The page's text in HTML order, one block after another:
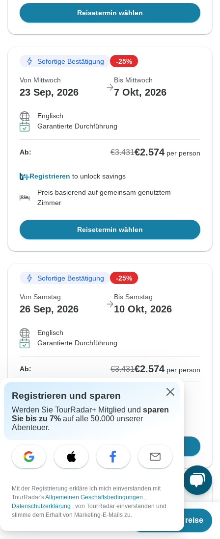
Ab€3.295
Termine & Preise
Reisetermin wählen
Sofortige Bestätigung -25%
Von Mittwoch
23 Sep, 2026
Bis Mittwoch
7 Okt, 2026
Englisch
Garantierte Durchführung
Ab: €3.431€2.574 per person
Registrieren to unlock savings
Preis basierend auf gemeinsam genutztem
Zimmer
Reisetermin wählen
Sofortige Bestätigung -25%
Von Samstag
26 Sep, 2026
Bis Samstag
10 Okt, 2026
Englisch
Garantierte Durchführung
Ab: €3.431€2.574 per person
Registrierento unlock savings
Preis basierend auf gemeinsam genutztem
Zimmer
Sofortige Bestätigung -35%
Von Samstag Bis Samstag
Registrieren und sparen
Werden Sie TourRadar+ Mitglied und sparen
Sie bis zu 7% auf alle 50.000 unserer
Abenteuer.
Mit der Registrierung erkläre ich mich einverstanden mit
TourRadar'sAllgemeinen Geschäftsbedingungen ,
Datenschutzerklärung , von TourRadar einverstanden und
stimme dem Erhalt von Marketing-E-Mails zu.